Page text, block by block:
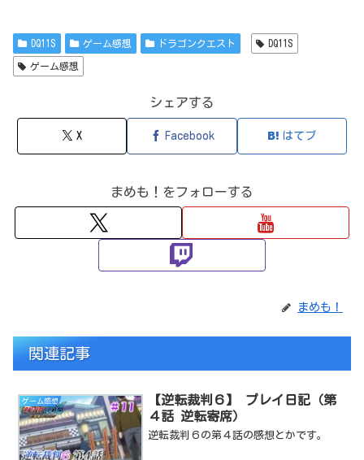
DQ11S ゲーム感想 ドラゴンクエスト DQ11S
ゲーム感想
シェアする
X Facebook はてブ
まめも！をフォローする
まめも！
関連記事
ゲーム感想
【逆転裁判６】 プレイ日記（第
４話 逆転寄席）
逆転裁判６の第４話の感想とかです。